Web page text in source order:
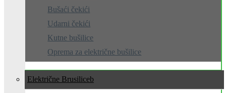
Bušaći čekići
Udarni čekići
Kutne bušilice
Oprema za električne bušilice
Električne Brusilice